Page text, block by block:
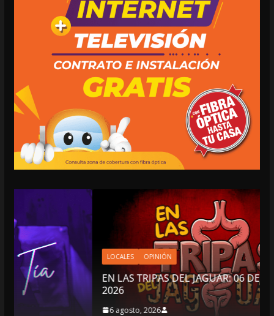
LOCALES OPINIÓN
EN LAS TRIPAS DEL JAGUAR: 06 DE AGOSTO DE
2026
6 agosto, 2026